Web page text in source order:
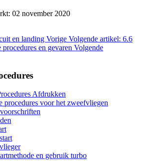
02 november 2020
en landing Vorige Volgende artikel: 6.6
en gevaren Volgende
Afdrukken
procedures voor het zweefvliegen
en gebruik turbo